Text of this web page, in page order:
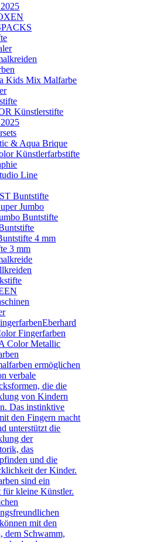
Kids Mix Malfarbe
Künstlerstifte
& Aqua Brique
Künstlerfarbstifte
Line
Buntstifte
Jumbo
Buntstifte
4 mm
3 mm
Eberhard
Fingerfarben
Color Metallic
ermöglichen
verbale
die die
von Kindern
Das instinktive
den Fingern macht
unterstützt die
der
das
und die
der Kinder.
sind ein
für kleine Künstler.
mit den
dem Schwamm,